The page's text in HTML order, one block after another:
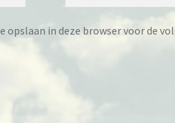
opslaan in deze browser voor de